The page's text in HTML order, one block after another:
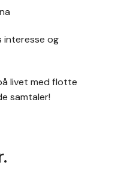
interesse og
livet med flotte
samtaler!